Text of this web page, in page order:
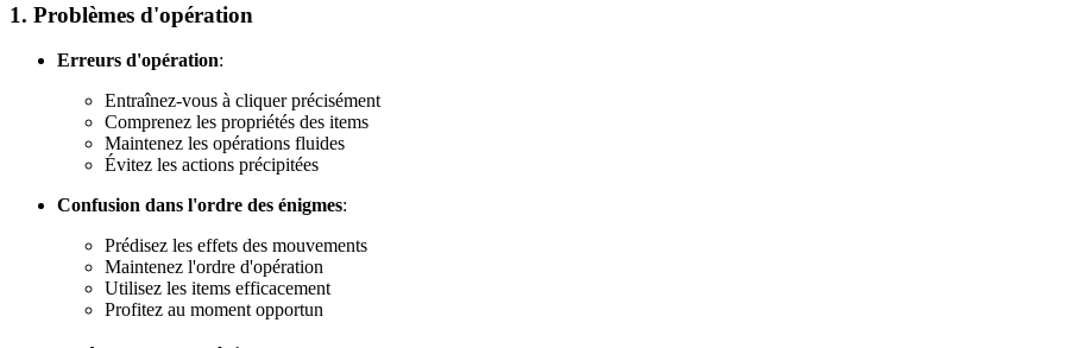
1. Problèmes d'opération
Erreurs d'opération:
Entraînez-vous à cliquer précisément
Comprenez les propriétés des items
Maintenez les opérations fluides
Évitez les actions précipitées
Confusion dans l'ordre des énigmes:
Prédisez les effets des mouvements
Maintenez l'ordre d'opération
Utilisez les items efficacement
Profitez au moment opportun